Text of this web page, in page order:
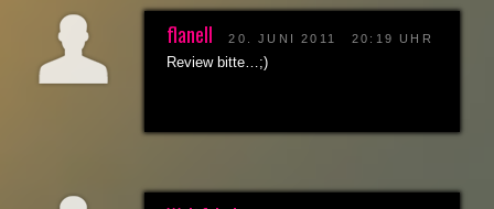
flanell 20. JUNI 2011 20:19 UHR
Review bitte…;)